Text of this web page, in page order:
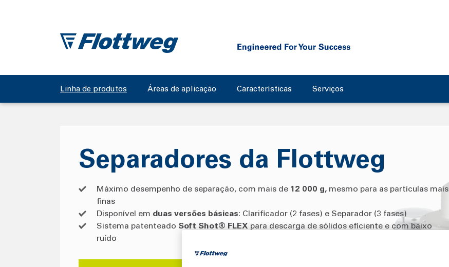
Linha de produtos Áreas de aplicação Características Serviços
Separadores da Flottweg
Máximo desempenho de separação, com mais de 12 000 g, mesmo para as partículas mais
finas
Disponível em duas versões básicas: Clarificador (2 fases) e Separador (3 fases)
Sistema patenteado Soft Shot® FLEX para descarga de sólidos eficiente e com baixo
ruído